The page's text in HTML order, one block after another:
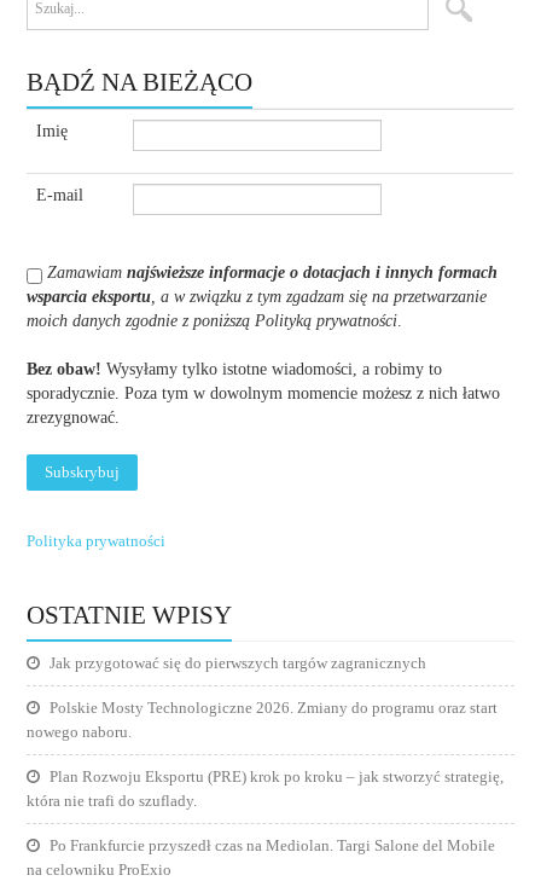
BĄDŹ NA BIEŻĄCO
Imię
E-mail
Zamawiamnajświeższe informacje o dotacjach i innych formach
wsparcia eksportu, a w związku z tym zgadzam się na przetwarzanie
moich danych zgodnie z poniższą Polityką prywatności.
Bez obaw! Wysyłamy tylko istotne wiadomości, a robimy to
sporadycznie. Poza tym w dowolnym momencie możesz z nich łatwo
zrezygnować.
Polityka prywatności
OSTATNIE WPISY
Jak przygotować się do pierwszych targów zagranicznych
Polskie Mosty Technologiczne 2026. Zmiany do programu oraz start
nowego naboru.
Plan Rozwoju Eksportu (PRE) krok po kroku – jak stworzyć strategię,
która nie trafi do szuflady.
Po Frankfurcie przyszedł czas na Mediolan. Targi Salone del Mobile
na celowniku ProExio